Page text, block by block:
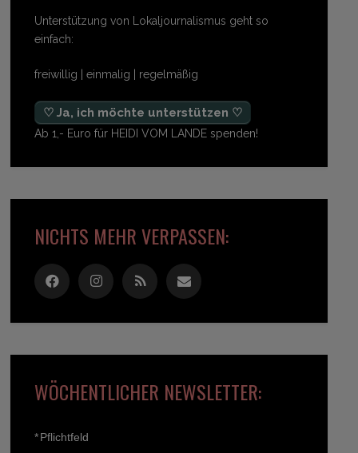
Unterstützung von Lokaljournalismus geht so
einfach:
freiwillig | einmalig | regelmäßig
♡ Ja, ich möchte unterstützen ♡
Ab 1,- Euro für HEIDI VOM LANDE spenden!
NICHTS MEHR VERPASSEN:
WÖCHENTLICHER NEWSLETTER:
*Pflichtfeld